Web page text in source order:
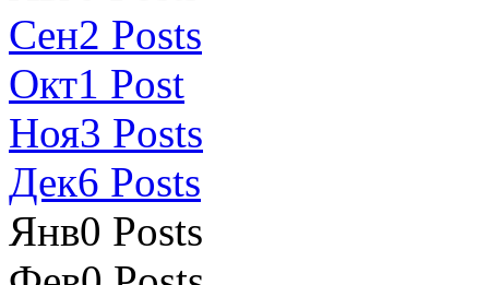
Сен2 Posts
Окт1 Post
Ноя3 Posts
Дек6 Posts
Янв0 Posts